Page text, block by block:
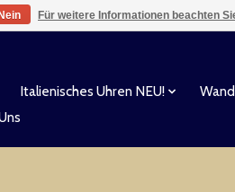
Italienisches Uhren NEU!
Nein Für weitere Informationen beachten